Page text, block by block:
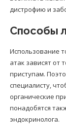
дистрофию и
Способы
Использование
атак зависят от
приступам.
специалисту,
органические
понадобятся
эндокринолога.